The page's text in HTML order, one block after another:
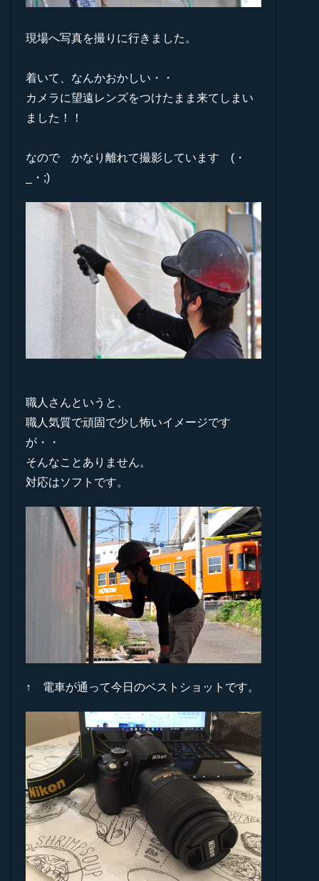
現場へ写真を撮りに行きました。
着いて、なんかおかしい・・
カメラに望遠レンズをつけたまま来てしまい
ました！！
なので かなり離れて撮影しています (・
_・;)
職人さんというと、
職人気質で頑固で少し怖いイメージです
が・・
そんなことありません。
対応はソフトです。
↑ 電車が通って今日のベストショットです。